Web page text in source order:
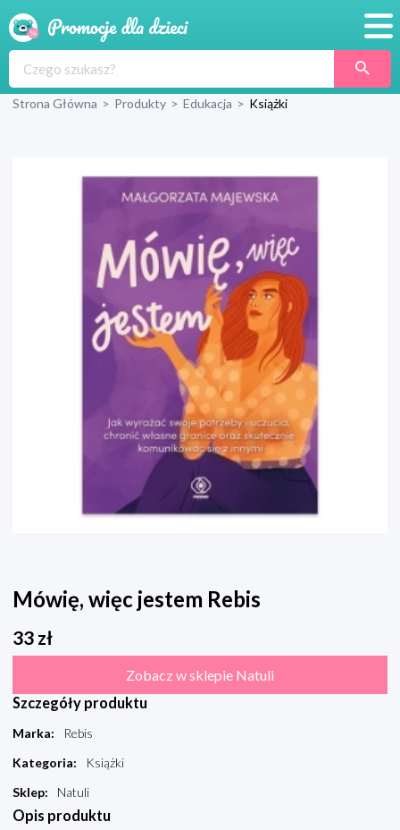
Produkty
Blog
Wyprawka
Strona Główna > Produkty > Edukacja > Książki
Mówię, więc jestem Rebis
33 zł
Zobacz w sklepie Natuli
Szczegóły produktu
Marka:
Rebis
Kategoria:
Książki
Sklep: Natuli
Opis produktu